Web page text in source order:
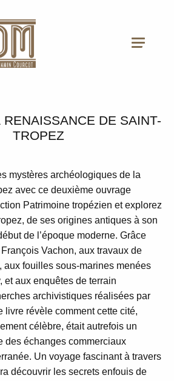
DE SAINT-
TROPEZ
mystères archéologiques de la
avec ce deuxième ouvrage
Patrimoine tropézien et explorez
de ses origines antiques à son
de l’époque moderne. Grâce
Vachon, aux travaux de
aux fouilles sous-marines menées
et aux enquêtes de terrain
archivistiques réalisées par
livre révèle comment cette cité,
célèbre, était autrefois un
des échanges commerciaux
Un voyage fascinant à travers
découvrir les secrets enfouis de